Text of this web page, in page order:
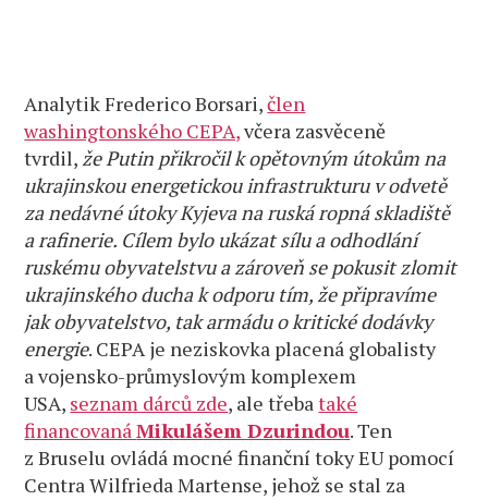
Analytik Frederico Borsari,člen
washingtonského CEPA,včera zasvěceně
tvrdil, že Putin přikročil k opětovným útokům na
ukrajinskou energetickou infrastrukturu v odvetě
za nedávné útoky Kyjeva na ruská ropná skladiště
a rafinerie. Cílem bylo ukázat sílu a odhodlání
ruskému obyvatelstvu a zároveň se pokusit zlomit
ukrajinského ducha k odporu tím, že připravíme
jak obyvatelstvo, tak armádu o kritické dodávky
energie. CEPA je neziskovka placená globalisty
a vojensko-průmyslovým komplexem
USA, seznam dárců zde, ale třebataké
financovanáMikulášem Dzurindou. Ten
z Bruselu ovládá mocné finanční toky EU pomocí
Centra Wilfrieda Martense, jehož se stal za